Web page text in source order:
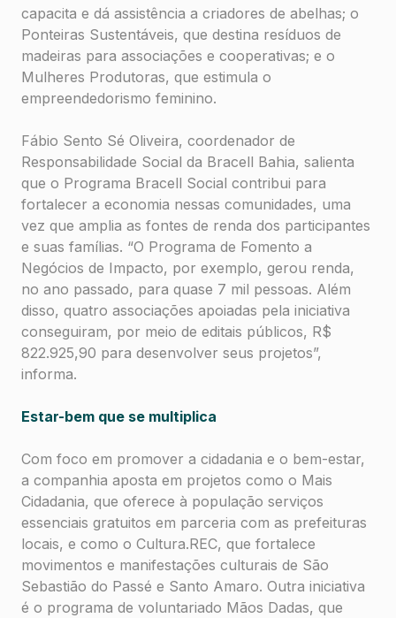
capacita e dá assistência a criadores de abelhas; o
Ponteiras Sustentáveis, que destina resíduos de
madeiras para associações e cooperativas; e o
Mulheres Produtoras, que estimula o
empreendedorismo feminino.
Fábio Sento Sé Oliveira, coordenador de
Responsabilidade Social da Bracell Bahia, salienta
que o Programa Bracell Social contribui para
fortalecer a economia nessas comunidades, uma
vez que amplia as fontes de renda dos participantes
e suas famílias. “O Programa de Fomento a
Negócios de Impacto, por exemplo, gerou renda,
no ano passado, para quase 7 mil pessoas. Além
disso, quatro associações apoiadas pela iniciativa
conseguiram, por meio de editais públicos, R$
822.925,90 para desenvolver seus projetos”,
informa.
Estar-bem que se multiplica
Com foco em promover a cidadania e o bem-estar,
a companhia aposta em projetos como o Mais
Cidadania, que oferece à população serviços
essenciais gratuitos em parceria com as prefeituras
locais, e como o Cultura.REC, que fortalece
movimentos e manifestações culturais de São
Sebastião do Passé e Santo Amaro. Outra iniciativa
é o programa de voluntariado Mãos Dadas, que